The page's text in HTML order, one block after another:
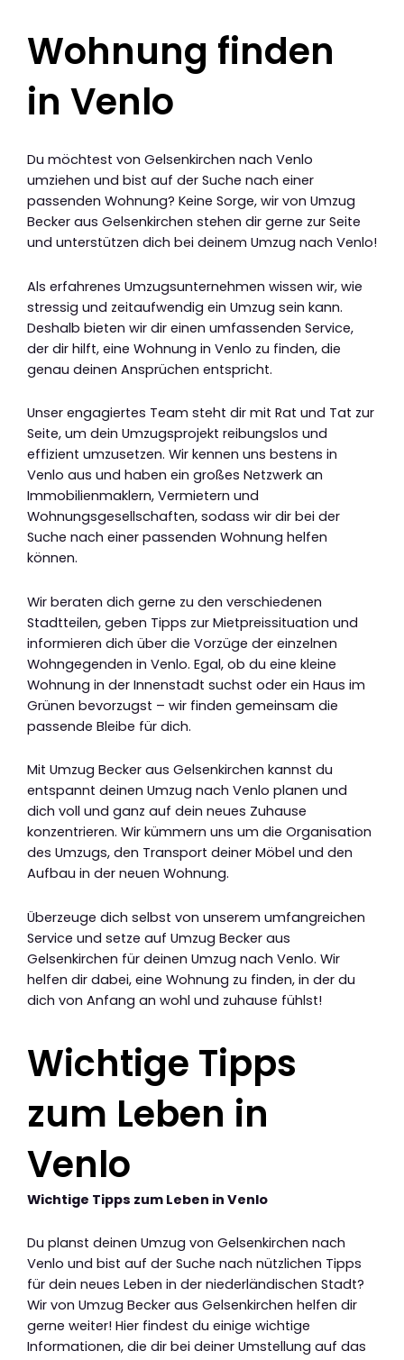
Wohnung finden
in Venlo
Du möchtest von Gelsenkirchen nach Venlo
umziehen und bist auf der Suche nach einer
passenden Wohnung? Keine Sorge, wir von Umzug
Becker aus Gelsenkirchen stehen dir gerne zur Seite
und unterstützen dich bei deinem Umzug nach Venlo!
Als erfahrenes Umzugsunternehmen wissen wir, wie
stressig und zeitaufwendig ein Umzug sein kann.
Deshalb bieten wir dir einen umfassenden Service,
der dir hilft, eine Wohnung in Venlo zu finden, die
genau deinen Ansprüchen entspricht.
Unser engagiertes Team steht dir mit Rat und Tat zur
Seite, um dein Umzugsprojekt reibungslos und
effizient umzusetzen. Wir kennen uns bestens in
Venlo aus und haben ein großes Netzwerk an
Immobilienmaklern, Vermietern und
Wohnungsgesellschaften, sodass wir dir bei der
Suche nach einer passenden Wohnung helfen
können.
Wir beraten dich gerne zu den verschiedenen
Stadtteilen, geben Tipps zur Mietpreissituation und
informieren dich über die Vorzüge der einzelnen
Wohngegenden in Venlo. Egal, ob du eine kleine
Wohnung in der Innenstadt suchst oder ein Haus im
Grünen bevorzugst – wir finden gemeinsam die
passende Bleibe für dich.
Mit Umzug Becker aus Gelsenkirchen kannst du
entspannt deinen Umzug nach Venlo planen und
dich voll und ganz auf dein neues Zuhause
konzentrieren. Wir kümmern uns um die Organisation
des Umzugs, den Transport deiner Möbel und den
Aufbau in der neuen Wohnung.
Überzeuge dich selbst von unserem umfangreichen
Service und setze auf Umzug Becker aus
Gelsenkirchen für deinen Umzug nach Venlo. Wir
helfen dir dabei, eine Wohnung zu finden, in der du
dich von Anfang an wohl und zuhause fühlst!
Wichtige Tipps
zum Leben in
Venlo
Wichtige Tipps zum Leben in Venlo
Du planst deinen Umzug von Gelsenkirchen nach
Venlo und bist auf der Suche nach nützlichen Tipps
für dein neues Leben in der niederländischen Stadt?
Wir von Umzug Becker aus Gelsenkirchen helfen dir
gerne weiter! Hier findest du einige wichtige
Informationen, die dir bei deiner Umstellung auf das